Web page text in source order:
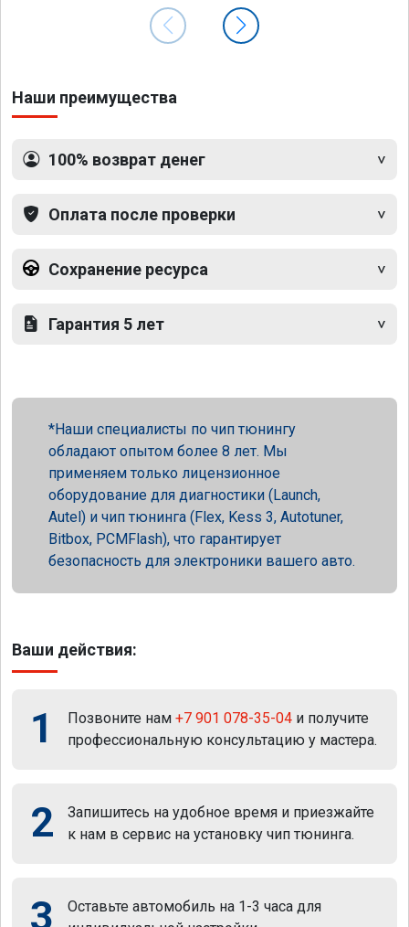
Наши преимущества
100% возврат денег
Оплата после проверки
Сохранение ресурса
Гарантия 5 лет
Наши специалисты по чип тюнингу
обладают опытом более 8 лет. Мы
применяем только лицензионное
оборудование для диагностики (Launch,
Autel) и чип тюнинга (Flex, Kess 3, Autotuner,
Bitbox, PCMFlash), что гарантирует
безопасность для электроники вашего авто.
Ваши действия:
1 Позвоните нам +7 901 078-35-04 и получите
профессиональную консультацию у мастера.
2
Запишитесь на удобное время и приезжайте
к нам в сервис на установку чип тюнинга.
3
Оставьте автомобиль на 1-3 часа для